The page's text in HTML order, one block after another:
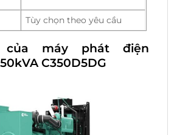
Tùy chọn theo yêu cầu
máy phát điện
C350D5DG